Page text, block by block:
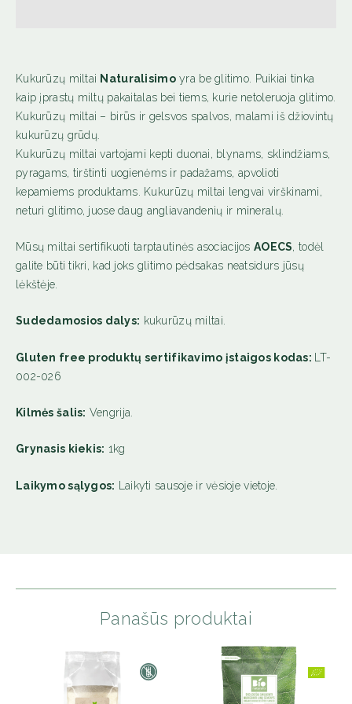
Kukurūzų miltai Naturalisimoyra be glitimo. Puikiai tinka
kaip įprastų miltų pakaitalas bei tiems, kurie netoleruoja glitimo.
Kukurūzų miltai – birūs ir gelsvos spalvos, malami iš džiovintų
kukurūzų grūdų.
Kukurūzų miltai vartojami kepti duonai, blynams, sklindžiams,
pyragams, tirštinti uogienėms ir padažams, apvolioti
kepamiems produktams. Kukurūzų miltai lengvai virškinami,
neturi glitimo, juose daug angliavandenių ir mineralų.
Mūsų miltai sertifikuoti tarptautinės asociacijos AOECS, todėl
galite būti tikri, kad joks glitimo pėdsakas neatsidurs jūsų
lėkštėje.
Sudedamosios dalys: kukurūzų miltai.
Gluten free produktų sertifikavimo įstaigos kodas:
LT-
002-026
Kilmės šalis: Vengrija.
Grynasis kiekis: 1kg
Laikymo sąlygos: Laikyti sausoje ir vėsioje vietoje.
Panašūs produktai